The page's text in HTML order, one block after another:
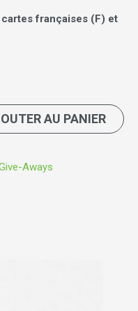
françaises (F) et
AU PANIER
Aways